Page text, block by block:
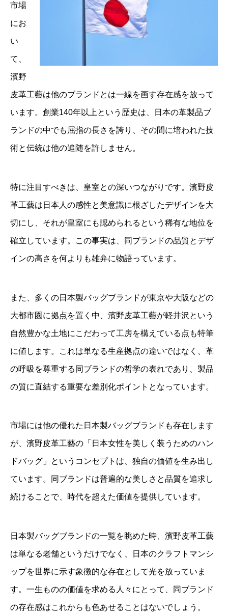
市場
にお
い
て、
濱野
皮革工藝は他のブランドとは一線を画す存在感を放って
います。創業140年以上という歴史は、日本の革製品ブ
ランドの中でも屈指の長さを誇り、その間に培われた技
術と伝統は他の追随を許しません。
特に注目すべきは、皇室との深いつながりです。濱野皮
革工藝は日本人の感性と美意識に根ざしたデザインを大
切にし、それが皇室にも認められるという稀有な地位を
確立しています。この事実は、同ブランドの品質とデザ
インの高さを何よりも雄弁に物語っています。
また、多くの日本製バッグブランドが東京や大阪などの
大都市圏に拠点を置く中、濱野皮革工藝が軽井沢という
自然豊かな土地にこだわって工房を構えている点も特筆
に値します。これは単なる生産拠点の違いではなく、革
の呼吸を尊重する同ブランドの哲学の表れであり、製品
の質に直結する重要な差別化ポイントとなっています。
市場には他の優れた日本製バッグブランドも存在します
が、濱野皮革工藝の「日本女性を美しく装うためのハン
ドバッグ」というコンセプトは、独自の価値を生み出し
ています。同ブランドは普遍的な美しさと品質を追求し
続けることで、時代を超えた価値を提供しています。
日本製バッグブランドの一覧を眺めた時、濱野皮革工藝
は単なる老舗というだけでなく、日本のクラフトマンシ
ップを世界に示す象徴的な存在として光を放っていま
す。一生ものの価値を求める人々にとって、同ブランド
の存在感はこれからも色あせることはないでしょう。